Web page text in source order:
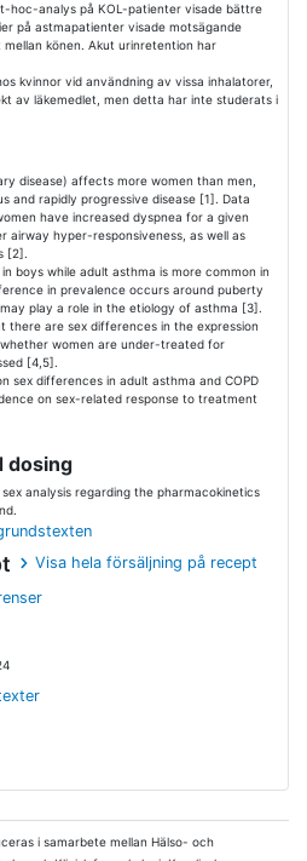
hoc-analys på KOL-patienter visade bättre
på astmapatienter visade motsägande
könen. Akut urinretention har
kvinnor vid användning av vissa inhalatorer,
av läkemedlet, men detta har inte studerats i
disease) affects more women than men,
and rapidly progressive disease [1]. Data
have increased dyspnea for a given
airway hyper-responsiveness, as well as
[2].
boys while adult asthma is more common in
in prevalence occurs around puberty
play a role in the etiology of asthma [3].
there are sex differences in the expression
women are under-treated for
[4,5].
sex differences in adult asthma and COPD
on sex-related response to treatment
dosing
analysis regarding the pharmacokinetics
Visa hela försäljning på recept
i samarbete mellan Hälso- och